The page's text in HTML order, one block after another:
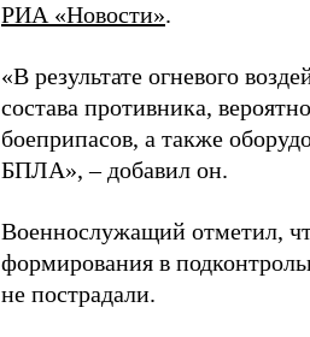
РИА «Новости».
«В результате огневого
состава противника,
боеприпасов, а также
БПЛА», – добавил он.
Военнослужащий отметил,
формирования в
не пострадали.